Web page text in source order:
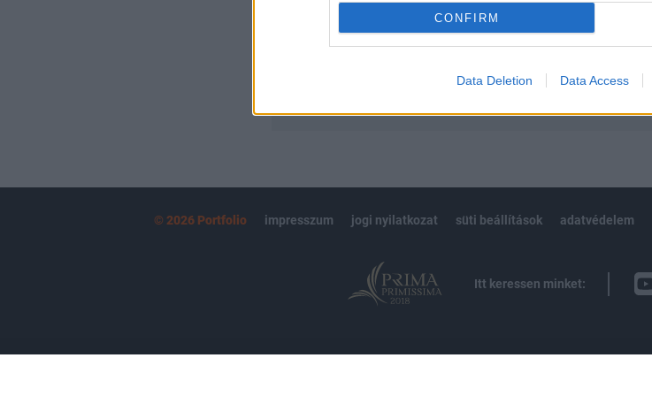
CONFIRM
Data Deletion Data Access
Előfizetés
© 2026 Portfolio impresszum jogi nyilatkozat süti beállítások adatvédelem
Itt keressen minket: